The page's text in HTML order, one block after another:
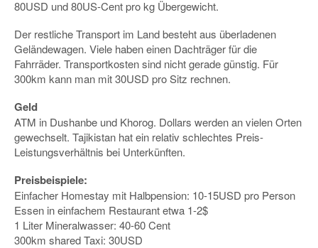
80USD und 80US-Cent pro kg Übergewicht.
Der restliche Transport im Land besteht aus überladenen
Geländewagen. Viele haben einen Dachträger für die
Fahrräder. Transportkosten sind nicht gerade günstig. Für
300km kann man mit 30USD pro Sitz rechnen.
Geld
ATM in Dushanbe und Khorog. Dollars werden an vielen Orten
gewechselt. Tajikistan hat ein relativ schlechtes Preis-
Leistungsverhältnis bei Unterkünften.
Preisbeispiele:
Einfacher Homestay mit Halbpension: 10-15USD pro Person
Essen in einfachem Restaurant etwa 1-2$
1 Liter Mineralwasser: 40-60 Cent
300km shared Taxi: 30USD